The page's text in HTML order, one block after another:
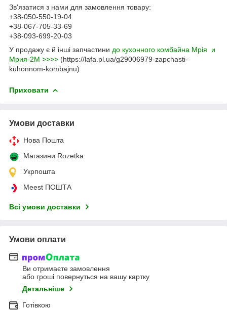
Зв'язатися з нами для замовлення товару:
+38-050-550-19-04
+38-067-705-33-69
+38-093-699-20-03
У продажу є й інші запчастини до кухонного комбайна Мрія и
Мрия-2М >>>> (https://lafa.pl.ua/g29006979-zapchasti-
kuhonnom-kombajnu)
Приховати
Умови доставки
Нова Пошта
Магазини Rozetka
Укрпошта
Meest ПОШТА
Всі умови доставки
Умови оплати
Ви отримаєте замовлення
або гроші повернуться на вашу картку
Детальніше
Готівкою